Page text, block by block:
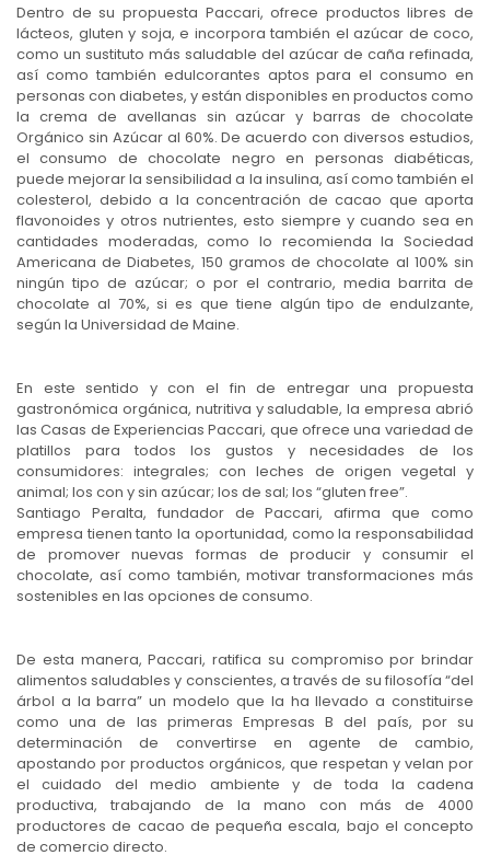
Dentro de su propuesta Paccari, ofrece productos libres de
lácteos, gluten y soja, e incorpora también el azúcar de coco,
como un sustituto más saludable del azúcar de caña refinada,
así como también edulcorantes aptos para el consumo en
personas con diabetes, y están disponibles en productos como
la crema de avellanas sin azúcar y barras de chocolate
Orgánico sin Azúcar al 60%. De acuerdo con diversos estudios,
el consumo de chocolate negro en personas diabéticas,
puede mejorar la sensibilidad a la insulina, así como también el
colesterol, debido a la concentración de cacao que aporta
flavonoides y otros nutrientes, esto siempre y cuando sea en
cantidades moderadas, como lo recomienda la Sociedad
Americana de Diabetes, 150 gramos de chocolate al 100% sin
ningún tipo de azúcar; o por el contrario, media barrita de
chocolate al 70%, si es que tiene algún tipo de endulzante,
según la Universidad de Maine.
En este sentido y con el fin de entregar una propuesta
gastronómica orgánica, nutritiva y saludable, la empresa abrió
las Casas de Experiencias Paccari, que ofrece una variedad de
platillos para todos los gustos y necesidades de los
consumidores: integrales; con leches de origen vegetal y
animal; los con y sin azúcar; los de sal; los “gluten free”.
Santiago Peralta, fundador de Paccari, afirma que como
empresa tienen tanto la oportunidad, como la responsabilidad
de promover nuevas formas de producir y consumir el
chocolate, así como también, motivar transformaciones más
sostenibles en las opciones de consumo.
De esta manera, Paccari, ratifica su compromiso por brindar
alimentos saludables y conscientes, a través de su filosofía “del
árbol a la barra” un modelo que la ha llevado a constituirse
como una de las primeras Empresas B del país, por su
determinación de convertirse en agente de cambio,
apostando por productos orgánicos, que respetan y velan por
el cuidado del medio ambiente y de toda la cadena
productiva, trabajando de la mano con más de 4000
productores de cacao de pequeña escala, bajo el concepto
de comercio directo.